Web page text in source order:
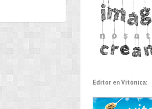
Editor en Vitónica: